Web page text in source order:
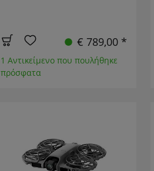
€ 789,00 *
1 Αντικείμενο που πουλήθηκε
πρόσφατα